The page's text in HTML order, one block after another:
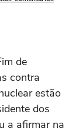
de
contra
estão
dos
a afirmar na